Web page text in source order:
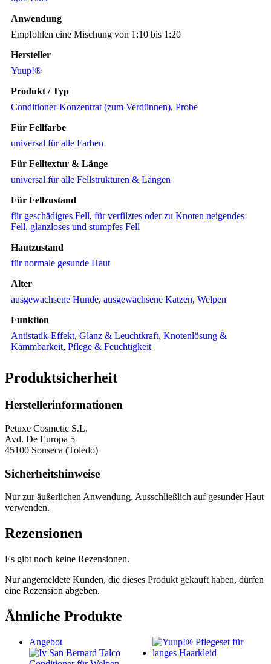
Anwendung
Empfohlen eine Mischung von 1:10 bis 1:20
Hersteller
Yuup!®
Produkt / Typ
Conditioner-Konzentrat (zum Verdünnen), Probe
Für Fellfarbe
universal für alle Farben
Für Felltextur & Länge
universal für alle Fellstrukturen & Längen
Für Fellzustand
für geschädigtes Fell, für verfilztes oder zu Knoten neigendes
Fell, glanzloses und stumpfes Fell
Hautzustand
für normale gesunde Haut
Alter
ausgewachsene Hunde, ausgewachsene Katzen, Welpen
Funktion
Antistatik-Effekt, Glanz & Leuchtkraft, Knotenlösung &
Kämmbarkeit, Pflege & Feuchtigkeit
Produktsicherheit
Herstellerinformationen
Petuxe Cosmetic S.L.
Avd. De Europa 5
45100 Sonseca (Toledo)
Sicherheitshinweise
Nur zur äußerlichen Anwendung. Ausschließlich auf gesunder Haut
verwenden.
Rezensionen
Es gibt noch keine Rezensionen.
Nur angemeldete Kunden, die dieses Produkt gekauft haben, dürfen
eine Rezension abgeben.
Ähnliche Produkte
Angebot